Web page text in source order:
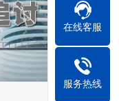
在线客服
服务热线